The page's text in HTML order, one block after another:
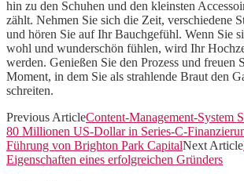
hin zu den Schuhen und den kleinsten
zählt. Nehmen Sie sich die Zeit, verschiedene
und hören Sie auf Ihr Bauchgefühl. Wenn Sie
wohl und wunderschön fühlen, wird Ihr
werden. Genießen Sie den Prozess und freuen
Moment, in dem Sie als strahlende Braut den
schreiten.
Previous ArticleContent-Management-System
80 Millionen US-Dollar in Series-C-
Führung von Brighton Park CapitalNext Article
Eigenschaften eines erfolgreichen Gründers